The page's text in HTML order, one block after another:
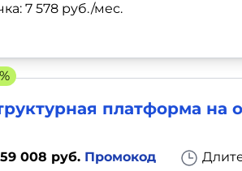
7 578 руб./мес.
платформа на
59 008 руб. Промокод